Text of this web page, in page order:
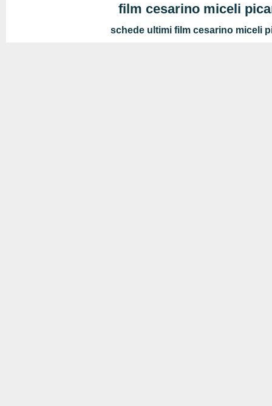
film cesarino miceli
schede ultimi film cesarino miceli